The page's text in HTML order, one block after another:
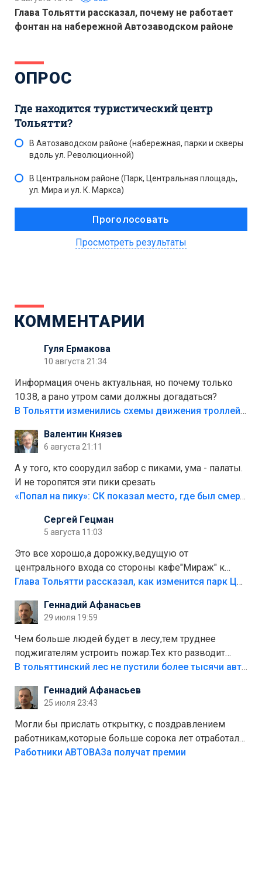
Глава Тольятти рассказал, почему не работает
фонтан на набережной Автозаводском районе
ОПРОС
Где находится туристический центр
Тольятти?
В Автозаводском районе (набережная, парки и скверы
вдоль ул. Революционной)
В Центральном районе (Парк, Центральная площадь,
ул. Мира и ул. К. Маркса)
Просмотреть результаты
КОММЕНТАРИИ
Гуля Ермакова
10 августа 21:34
Информация очень актуальная, но почему только
10:38, а рано утром сами должны догадаться?
В Тольятти изменились схемы движения троллейбусов
Валентин Князев
6 августа 21:11
А у того, кто соорудил забор с пиками, ума - палаты.
И не торопятся эти пики срезать
«Попал на пику»: СК показал место, где был смертельно травмирован ребенок в Тольятти
Сергей Гецман
5 августа 11:03
Это все хорошо,а дорожку,ведущую от
центрального входа со стороны кафе"Мираж" к
аттракционам слабо доделать?А то бордюры
лежала в парке и испортилась.Да еще,видимо,часть
украли.
Глава Тольятти рассказал, как изменится парк Центрального района
Геннадий Афанасьев
29 июля 19:59
Чем больше людей будет в лесу,тем труднее
поджигателям устроить пожар.Тех кто разводит
костры,тех надо безбожно штрафовать.Камер полно
Штрафы мизерные.
В тольяттинский лес не пустили более тысячи автомобилей
Геннадий Афанасьев
25 июля 23:43
Могли бы прислать открытку, с поздравлением
работникам,которые больше сорока лет отработали
на предприятии.
Работники АВТОВАЗа получат премии